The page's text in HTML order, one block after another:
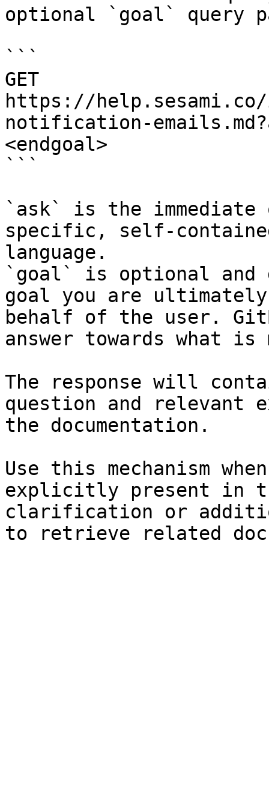
optional `goal` query
```
GET
https://
notification-
<endgoal>
```
`ask` is the
specific, self-
language.
`goal` is optional and
goal you are
behalf of the user.
answer towards what
The response will
question and relevant
the documentation.
Use this mechanism
explicitly present in
clarification or